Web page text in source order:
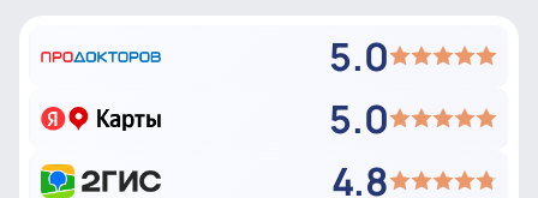
5.0
5.0
4.8